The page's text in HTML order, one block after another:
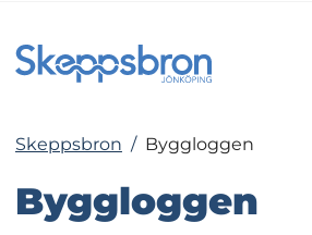
Skeppsbron / Byggloggen
Byggloggen